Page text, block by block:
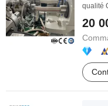
qualité
20